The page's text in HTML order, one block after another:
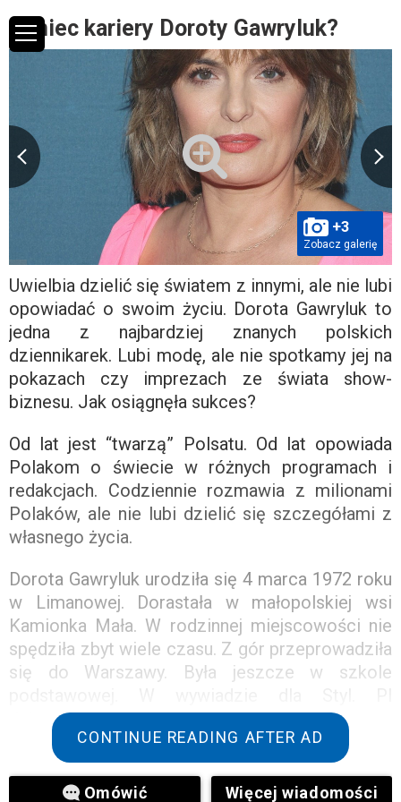
Koniec kariery Doroty Gawryluk?
+3
Zobacz galerię
Uwielbia dzielić się światem z innymi, ale nie lubi
opowiadać o swoim życiu. Dorota Gawryluk to
jedna z najbardziej znanych polskich
dziennikarek. Lubi modę, ale nie spotkamy jej na
pokazach czy imprezach ze świata show-
biznesu. Jak osiągnęła sukces?
Od lat jest “twarzą” Polsatu. Od lat opowiada
Polakom o świecie w różnych programach i
redakcjach. Codziennie rozmawia z milionami
Polaków, ale nie lubi dzielić się szczegółami z
własnego życia.
Dorota Gawryluk urodziła się 4 marca 1972 roku
w Limanowej. Dorastała w małopolskiej wsi
Kamionka Mała. W rodzinnej miejscowości nie
spędziła zbyt wiele czasu. Z gór przeprowadziła
się do Warszawy. Była jeszcze w szkole
dziennikarka powiedziała:
Od dziecka czułam, że należę do świata. Nic nie
było niemożliwe. Już jako uczennica pisałam
CONTINUE READING AFTER AD
Omówić Więcej wiadomości